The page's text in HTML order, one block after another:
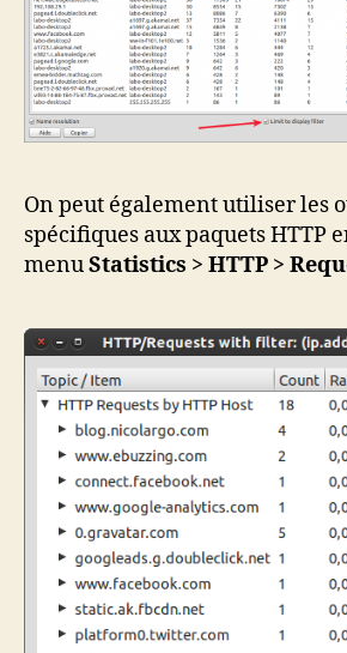
On peut également utiliser les
spécifiques aux paquets HTTP
menuStatistics > HTTP >